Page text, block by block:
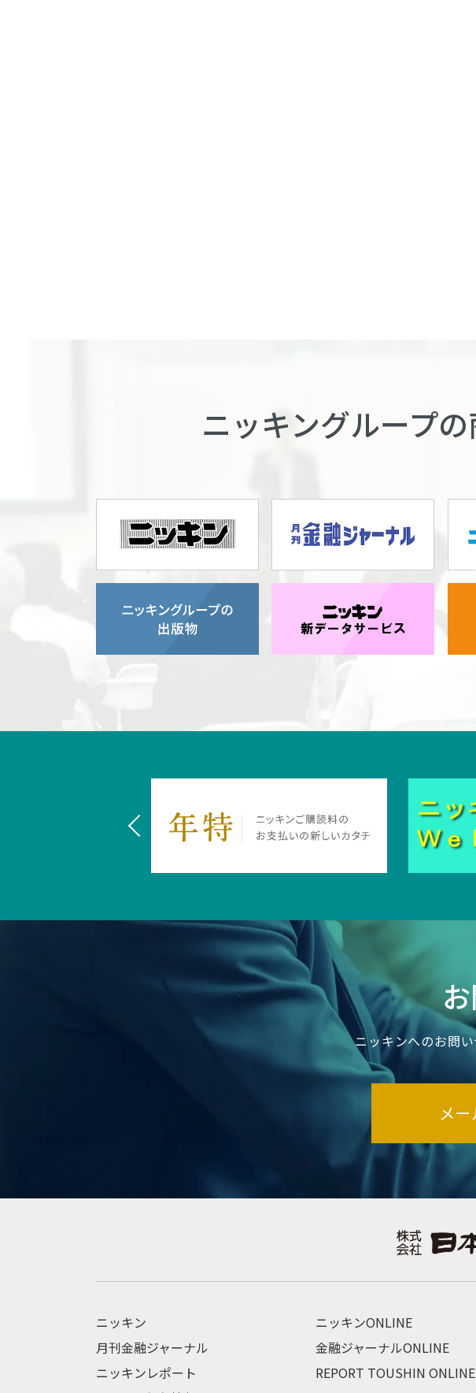
ニッキングループの
ニッキンへのお問
メ
ニッキン
月刊金融ジャーナル
ニッキンレポート
ニッキンONLINE
金融ジャーナルONLINE
REPORT TOUSHIN ONLINE